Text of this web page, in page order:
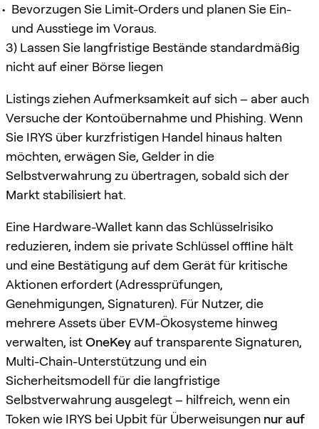
Bevorzugen Sie Limit-Orders und planen Sie Ein-
und Ausstiege im Voraus.
3) Lassen Sie langfristige Bestände standardmäßig
nicht auf einer Börse liegen
Listings ziehen Aufmerksamkeit auf sich – aber auch
Versuche der Kontoübernahme und Phishing. Wenn
Sie IRYS über kurzfristigen Handel hinaus halten
möchten, erwägen Sie, Gelder in die
Selbstverwahrung zu übertragen, sobald sich der
Markt stabilisiert hat.
Eine Hardware-Wallet kann das Schlüsselrisiko
reduzieren, indem sie private Schlüssel offline hält
und eine Bestätigung auf dem Gerät für kritische
Aktionen erfordert (Adressprüfungen,
Genehmigungen, Signaturen). Für Nutzer, die
mehrere Assets über EVM-Ökosysteme hinweg
verwalten, istOneKey auf transparente Signaturen,
Multi-Chain-Unterstützung und ein
Sicherheitsmodell für die langfristige
Selbstverwahrung ausgelegt – hilfreich, wenn ein
Token wie IRYS bei Upbit für Überweisungen nur auf